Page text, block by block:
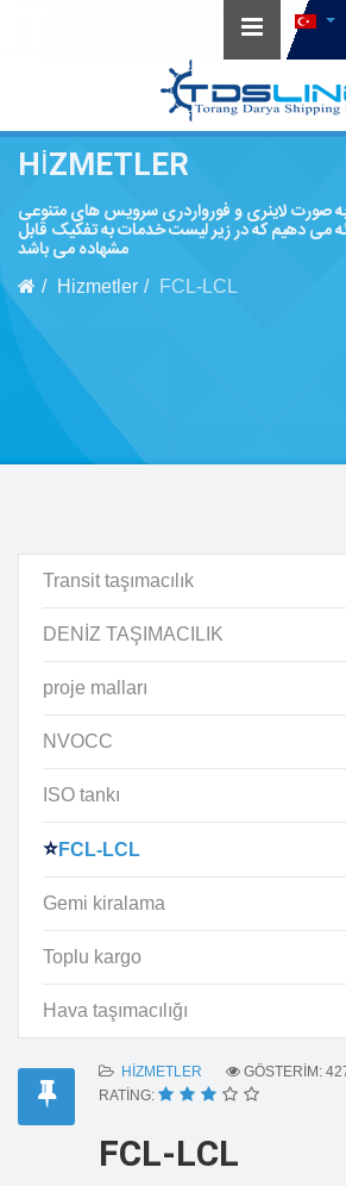
HIZMETLER
به صورت لاینری و فورواردری سرویس های متنوعی
می دهیم که در زیر لیست خدمات به تفکیک قابل
مشهاده می باشد
Hizmetler FCL-LCL
Transit taşımacılık
DENİZ TAŞIMACILIK
proje malları
NVOCC
ISO tankı
FCL-LCL
Gemi kiralama
Toplu kargo
Hava taşımacılığı
HIZMETLER
GÖSTERIM:
RATING:
FCL-LCL